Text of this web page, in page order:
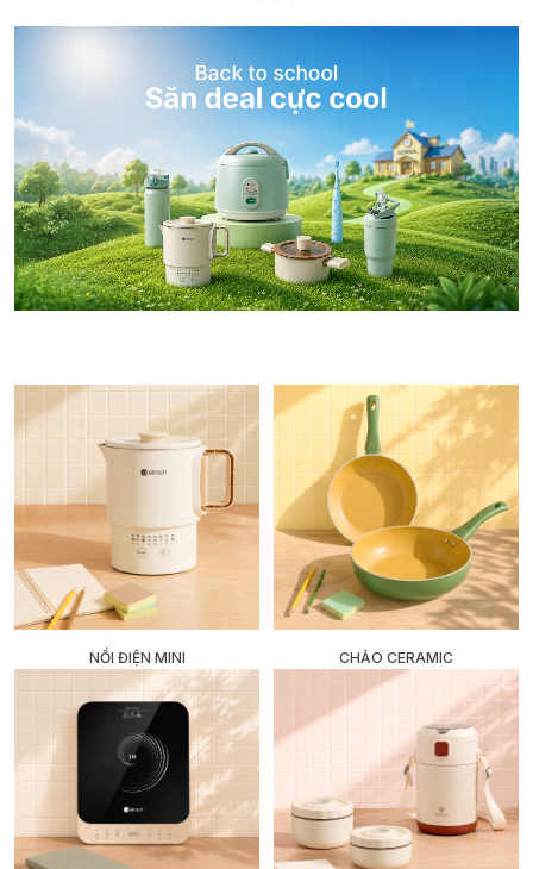
NỒI ĐIỆN MINI CHẢO CERAMIC